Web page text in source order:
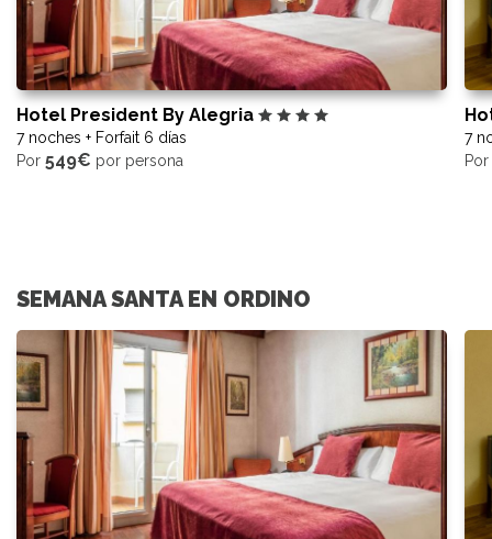
Hotel President By Alegria
7 noches + Forfait 6 días
Por 549€ por persona
7
Por
SEMANA SANTA EN ORDINO